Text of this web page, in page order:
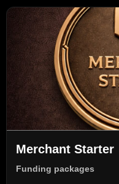
Merchant Starter
Funding packages